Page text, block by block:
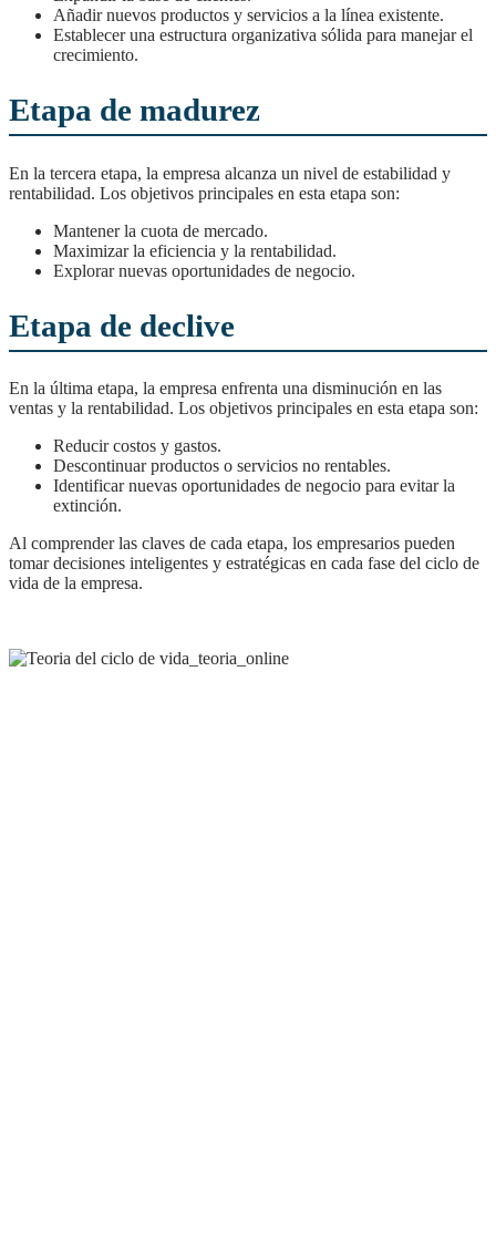
Añadir nuevos productos y servicios a la línea existente.
Establecer una estructura organizativa sólida para manejar el
crecimiento.
Etapa de madurez
En la tercera etapa, la empresa alcanza un nivel de estabilidad y
rentabilidad. Los objetivos principales en esta etapa son:
Mantener la cuota de mercado.
Maximizar la eficiencia y la rentabilidad.
Explorar nuevas oportunidades de negocio.
Etapa de declive
En la última etapa, la empresa enfrenta una disminución en las
ventas y la rentabilidad. Los objetivos principales en esta etapa son:
Reducir costos y gastos.
Descontinuar productos o servicios no rentables.
Identificar nuevas oportunidades de negocio para evitar la
extinción.
Al comprender las claves de cada etapa, los empresarios pueden
tomar decisiones inteligentes y estratégicas en cada fase del ciclo de
vida de la empresa.